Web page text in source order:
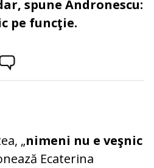
spune Andronescu:
pe funcţie.
„nimeni nu e veşnic
Ecaterina